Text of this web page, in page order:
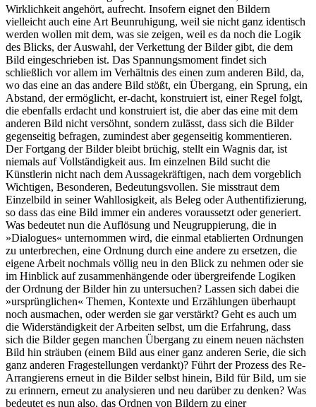
Wirklichkeit angehört, aufrecht. Insofern eignet den Bildern
vielleicht auch eine Art Beunruhigung, weil sie nicht ganz identisch
werden wollen mit dem, was sie zeigen, weil es da noch die Logik
des Blicks, der Auswahl, der Verkettung der Bilder gibt, die dem
Bild eingeschrieben ist. Das Spannungsmoment findet sich
schließlich vor allem im Verhältnis des einen zum anderen Bild, da,
wo das eine an das andere Bild stößt, ein Übergang, ein Sprung, ein
Abstand, der ermöglicht, er-dacht, konstruiert ist, einer Regel folgt,
die ebenfalls erdacht und konstruiert ist, die aber das eine mit dem
anderen Bild nicht versöhnt, sondern zulässt, dass sich die Bilder
gegenseitig befragen, zumindest aber gegenseitig kommentieren.
Der Fortgang der Bilder bleibt brüchig, stellt ein Wagnis dar, ist
niemals auf Vollständigkeit aus. Im einzelnen Bild sucht die
Künstlerin nicht nach dem Aussagekräftigen, nach dem vorgeblich
Wichtigen, Besonderen, Bedeutungsvollen. Sie misstraut dem
Einzelbild in seiner Wahllosigkeit, als Beleg oder Authentifizierung,
so dass das eine Bild immer ein anderes voraussetzt oder generiert.
Was bedeutet nun die Auflösung und Neugruppierung, die in
»Dialogues« unternommen wird, die einmal etablierten Ordnungen
zu unterbrechen, eine Ordnung durch eine andere zu ersetzen, die
eigene Arbeit nochmals völlig neu in den Blick zu nehmen oder sie
im Hinblick auf zusammenhängende oder übergreifende Logiken
der Ordnung der Bilder hin zu untersuchen? Lassen sich dabei die
»ursprünglichen« Themen, Kontexte und Erzählungen überhaupt
noch ausmachen, oder werden sie gar verstärkt? Geht es auch um
die Widerständigkeit der Arbeiten selbst, um die Erfahrung, dass
sich die Bilder gegen manchen Übergang zu einem neuen nächsten
Bild hin sträuben (einem Bild aus einer ganz anderen Serie, die sich
ganz anderen Fragestellungen verdankt)? Führt der Prozess des Re-
Arrangierens erneut in die Bilder selbst hinein, Bild für Bild, um sie
zu erinnern, erneut zu analysieren und neu darüber zu denken? Was
bedeutet es nun also, das Ordnen von Bildern zu einer